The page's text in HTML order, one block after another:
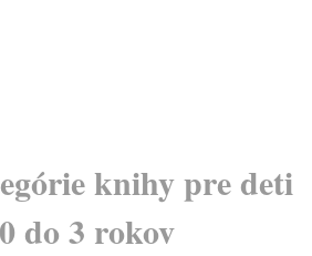
knihy pre deti
do 3 rokov